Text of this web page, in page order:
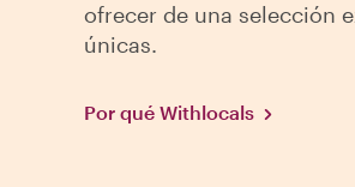
ofrecer de una selección
únicas.
Por qué Withlocals